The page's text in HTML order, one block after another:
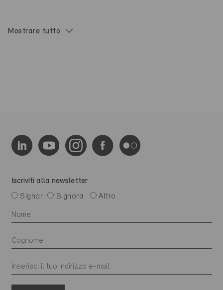
Mostrare tutto
Iscriviti alla newsletter
Signor
Signora Altro